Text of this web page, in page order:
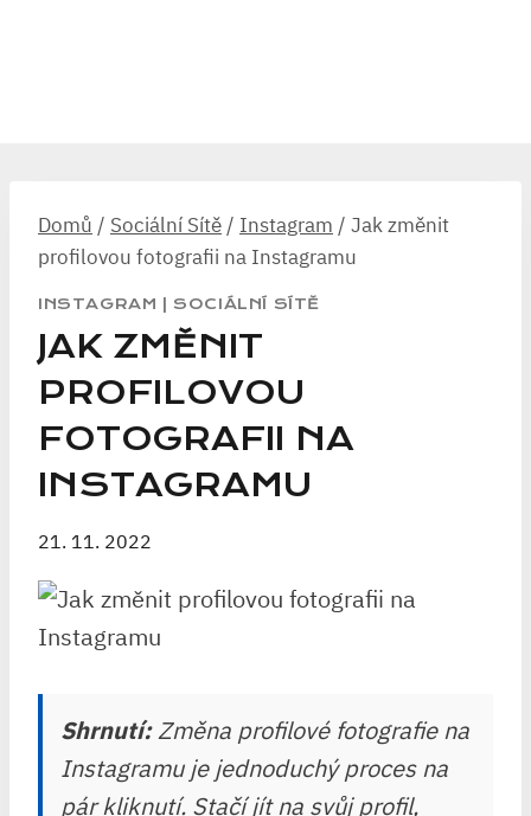
Domů / Sociální Sítě / Instagram / Jak změnit
profilovou fotografii na Instagramu
INSTAGRAM |SOCIÁLNÍ SÍTĚ
JAK ZMĚNIT
PROFILOVOU
FOTOGRAFII NA
INSTAGRAMU
21. 11. 2022
Shrnutí:Změna profilové fotografie na
Instagramu je jednoduchý proces na
pár kliknutí. Stačí jít na svůj profil,